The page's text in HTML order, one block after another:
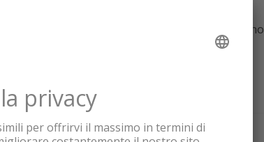
In opzione la prolunga della garanzia di 1 anno